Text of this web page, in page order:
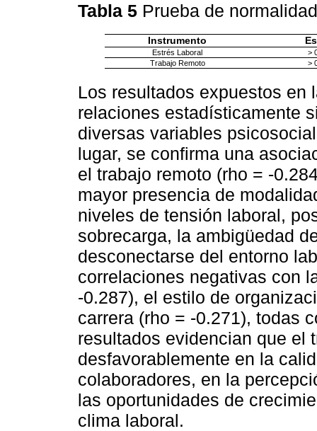
Tabla 5 Prueba de
Instrumento
Estrés Laboral
>
Trabajo Remoto
>
Los resultados expuestos en
relaciones estadísticamente
diversas variables
lugar, se confirma una
el trabajo remoto (rho = -
mayor presencia de
niveles de tensión laboral,
sobrecarga, la ambigüedad
desconectarse del entorno
correlaciones negativas con
-0.287), el estilo de
carrera (rho = -0.271), todas
resultados evidencian que el
desfavorablemente en la
colaboradores, en la
las oportunidades de
clima laboral.